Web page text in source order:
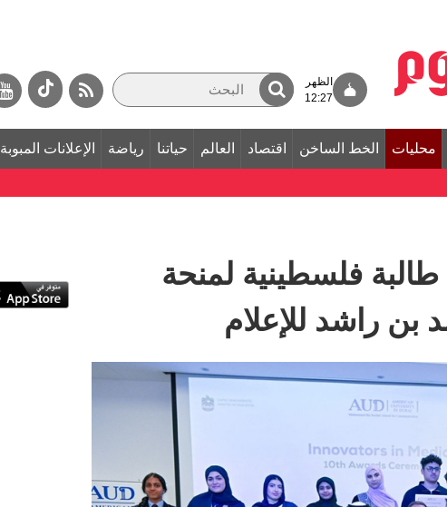
الظهر
12:27
محليات الخط الساخن اقتصاد العالم حياتنا رياضة الإعلانات المبوبة
فلسطينية لمنحة
بن راشد للإعلام